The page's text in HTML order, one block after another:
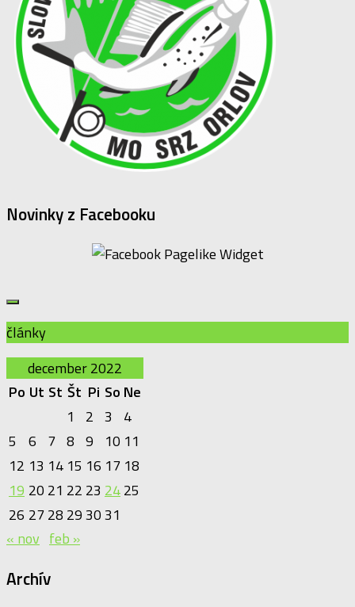
Novinky z Facebooku
články
december 2022
Po Ut St Št Pi So Ne
1
2 3
4
5
6 7 8 9 10 11
12 13 14 15 16 17 18
19 20 21 22 23 2425
26 2728 293031
« nov feb »
Archív